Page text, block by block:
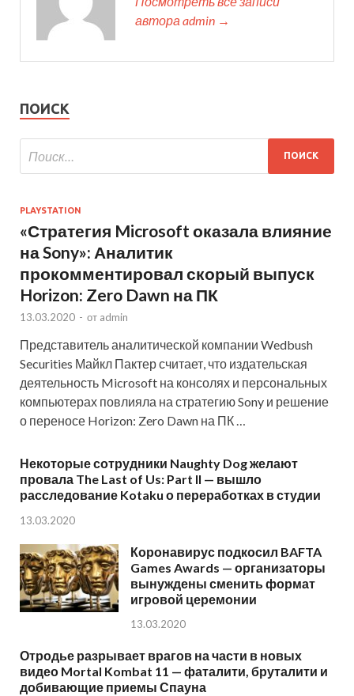
автора admin →
ПОИСК
PLAYSTATION
«Стратегия Microsoft оказала влияние
на Sony»: Аналитик
прокомментировал скорый выпуск
Horizon: Zero Dawn на ПК
13.03.2020 - от admin
Представитель аналитической компании Wedbush
Securities Майкл Пактер считает, что издательская
деятельность Microsoft на консолях и персональных
компьютерах повлияла на стратегию Sony и решение
о переносе Horizon: Zero Dawn на ПК …
Некоторые сотрудники Naughty Dog желают
провала The Last of Us: Part II — вышло
расследование Kotaku о переработках в студии
13.03.2020
Коронавирус подкосил BAFTA
Games Awards — организаторы
вынуждены сменить формат
игровой церемонии
13.03.2020
Отродье разрывает врагов на части в новых
видео Mortal Kombat 11 — фаталити, бруталити и
добивающие приемы Спауна